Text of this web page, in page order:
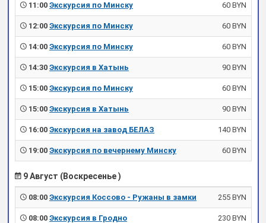
11:00 Экскурсия по Минску 60 BYN
12:00 Экскурсия по Минску 60 BYN
14:00 Экскурсия по Минску 60 BYN
14:30 Экскурсия в Хатынь 90 BYN
15:00 Экскурсия по Минску 60 BYN
15:00 Экскурсия в Хатынь 90 BYN
16:00 Экскурсия на завод БЕЛАЗ 140 BYN
19:00 Экскурсия по вечернему Минску 60 BYN
9 Август (Воскресенье )
08:00 Экскурсия Коссово - Ружаны в замки 255 BYN
08:00 Экскурсия в Гродно 230 BYN